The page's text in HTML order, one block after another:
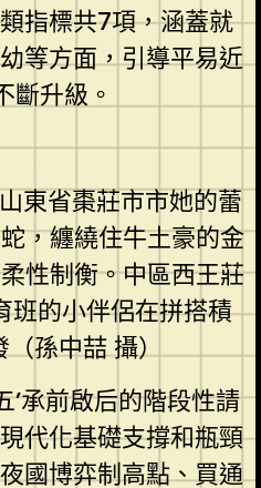
指標共7項，涵蓋就
等方面，引導平易近
斷升級。
東省棗莊市市她的蕾
，纏繞住牛土豪的金
性制衡。中區西王莊
班的小伴侶在拼搭積
（孫中喆 攝）
’承前啟后的階段性請
代化基礎支撐和瓶頸
國博弈制高點、買通